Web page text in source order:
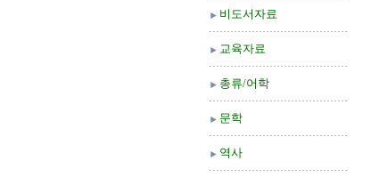
비도서자료
교육자료
총류/어학
문학
역사